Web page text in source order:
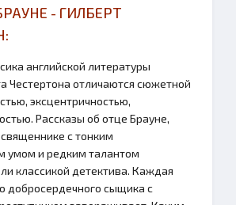
- ГИЛБЕРТ
английской литературы
Честертона отличаются сюжетной
эксцентричностью,
Рассказы об отце Брауне,
с тонким
умом и редким талантом
классикой детектива. Каждая
добросердечного сыщика с